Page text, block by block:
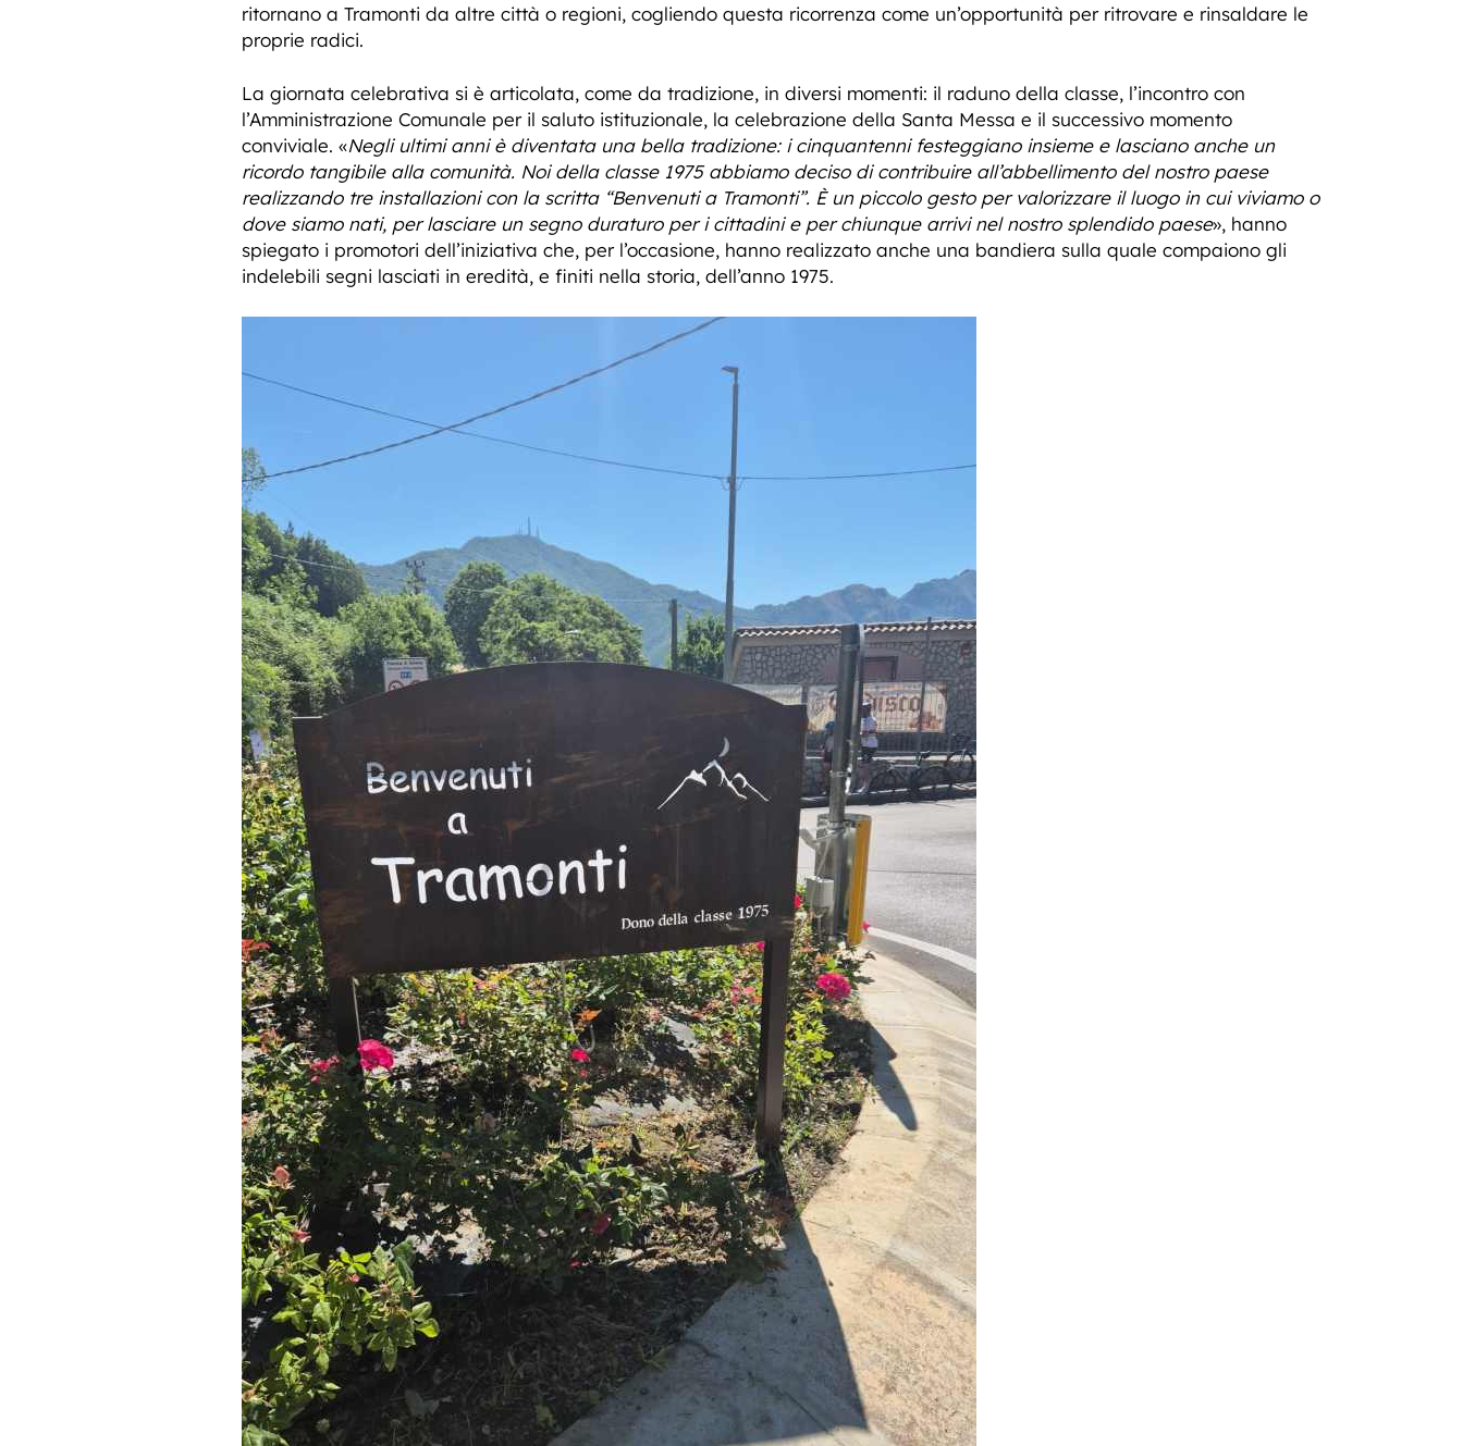
ritornano a Tramonti da altre città o regioni, cogliendo questa ricorrenza come un’opportunità per ritrovare e rinsaldare le
proprie radici.
La giornata celebrativa si è articolata, come da tradizione, in diversi momenti: il raduno della classe, l’incontro con
l’Amministrazione Comunale per il saluto istituzionale, la celebrazione della Santa Messa e il successivo momento
conviviale. «Negli ultimi anni è diventata una bella tradizione: i cinquantenni festeggiano insieme e lasciano anche un
ricordo tangibile alla comunità. Noi della classe 1975 abbiamo deciso di contribuire all’abbellimento del nostro paese
realizzando tre installazioni con la scritta “Benvenuti a Tramonti”. È un piccolo gesto per valorizzare il luogo in cui viviamo o
dove siamo nati, per lasciare un segno duraturo per i cittadini e per chiunque arrivi nel nostro splendido paese», hanno
spiegato i promotori dell’iniziativa che, per l’occasione, hanno realizzato anche una bandiera sulla quale compaiono gli
indelebili segni lasciati in eredità, e finiti nella storia, dell’anno 1975.